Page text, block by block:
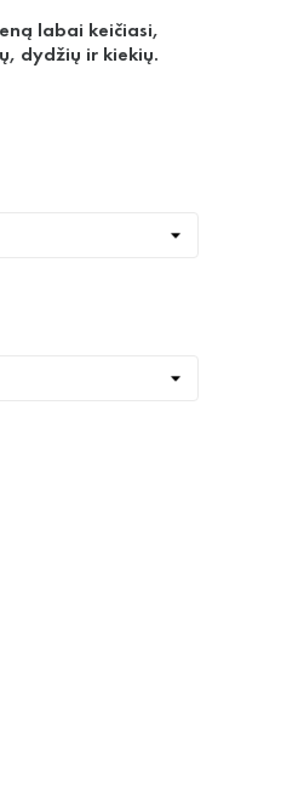
labai keičiasi,
dydžių ir kiekių.